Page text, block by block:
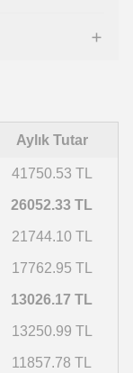
Aylık Tutar
41750.53 TL
26052.33 TL
21744.10 TL
17762.95 TL
13026.17 TL
13250.99 TL
11857.78 TL